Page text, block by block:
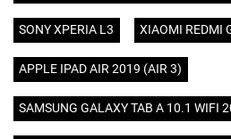
SONY XPERIA L3 XIAOMI REDMI
APPLE IPAD AIR 2019 (AIR 3)
SAMSUNG GALAXY TAB A 10.1 WIFI